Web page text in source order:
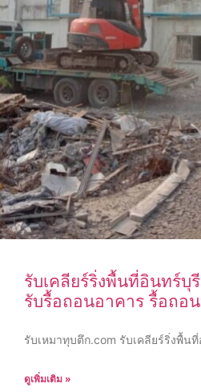
รับเคลียร์ริ่งพื้นที่อินทร์บุ
รับรื้อถอนอาคาร รื้อถอ
รับเหมาทุบตึก.com รับเคลียร์ริ่งพื้นที่
ดูเพิ่มเติม »